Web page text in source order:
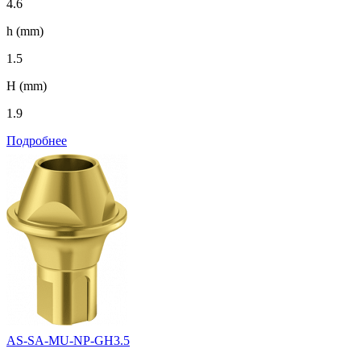
4.6
h (mm)
1.5
H (mm)
1.9
Подробнее
AS-SA-MU-NP-GH3.5